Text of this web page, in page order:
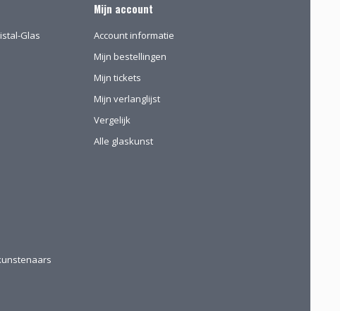
Glas
Mijn account
Account informatie
Mijn bestellingen
Mijn tickets
Mijn verlanglijst
Vergelijk
Alle glaskunst